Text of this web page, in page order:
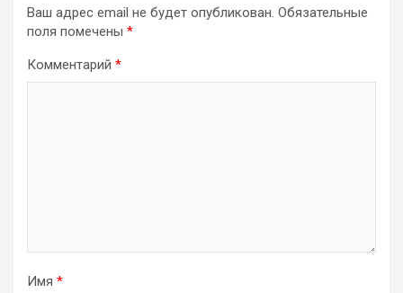
Ваш адрес email не будет опубликован. Обязательные
поля помечены *
Комментарий *
Имя *